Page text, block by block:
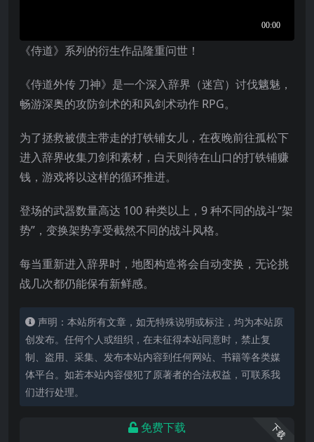
《侍道》系列的衍生作品隆重问世！
《侍道外传 刀神》是一个深入辞界（迷宫）讨伐魑魅，
畅游深奥的攻防剑术的和风剑术动作 RPG。
为了拯救被债主带走的打铁铺女儿，在夜晚前往孤松下
进入辞界收集刀剑和素材，白天则待在山口的打铁铺赚
钱，游戏将以这样的循环推进。
登场的武器数量高达 100 种类以上，9 种不同的战斗“架
势”，变换架势享受截然不同的战斗风格。
每当重新进入辞界时，地图构造将会自动变换，无论挑
战几次都仍能保有新鲜感。
声明：本站所有文章，如无特殊说明或标注，均为本站原
创发布。任何个人或组织，在未征得本站同意时，禁止复
制、盗用、采集、发布本站内容到任何网站、书籍等各类媒
体平台。如若本站内容侵犯了原著者的合法权益，可联系我
们进行处理。
下载
免费下载